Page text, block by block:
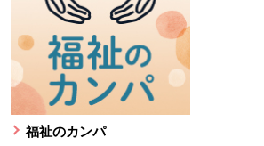
福祉のカンパ